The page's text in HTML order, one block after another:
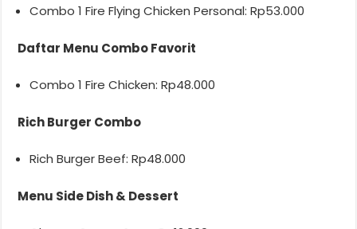
Combo 1 Fire Flying Chicken Personal: Rp53.000
Daftar Menu Combo Favorit
Combo 1 Fire Chicken: Rp48.000
Rich Burger Combo
Rich Burger Beef: Rp48.000
Menu Side Dish & Dessert